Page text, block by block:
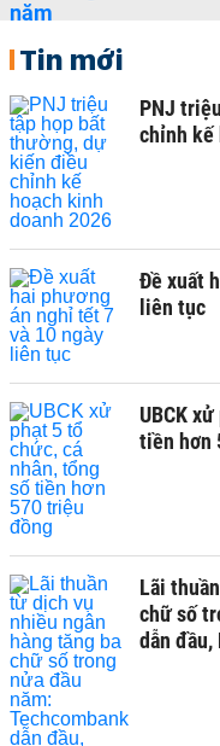
Tin mới
PNJ
chỉnh kế
Đề xuất
liên tục
UBCK
tiền hơn
Lãi
chữ số
dẫn